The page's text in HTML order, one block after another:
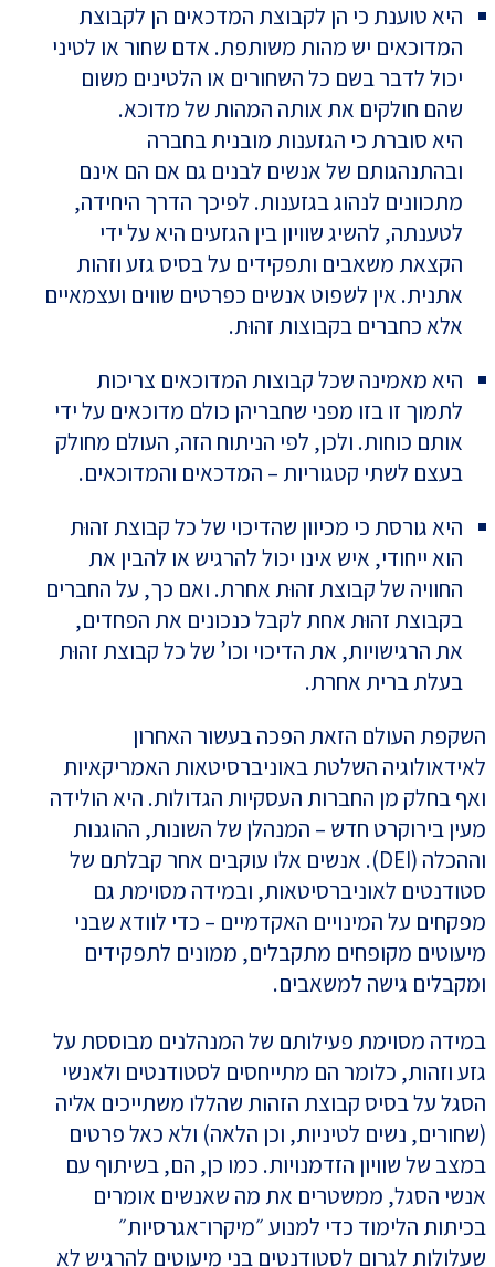
היא טוענת כי הן לקבוצת המדכאים הן לקבוצת
המדוכאים יש מהות משותפת. אדם שחור או לטיני
יכול לדבר בשם כל השחורים או הלטינים משום
שהם חולקים את אותה המהות של מדוכא.
היא סוברת כי הגזענות מובנית בחברה
ובהתנהגותם של אנשים לבנים גם אם הם אינם
מתכוונים לנהוג בגזענות. לפיכך הדרך היחידה,
לטענתה, להשיג שוויון בין הגזעים היא על ידי
הקצאת משאבים ותפקידים על בסיס גזע וזהות
אתנית. אין לשפוט אנשים כפרטים שווים ועצמאיים
אלא כחברים בקבוצות זהוּת.
היא מאמינה שכל קבוצות המדוכאים צריכות
לתמוך זו בזו מפני שחבריהן כולם מדוכאים על ידי
אותם כוחות. ולכן, לפי הניתוח הזה, העולם מחולק
בעצם לשתי קטגוריות – המדכאים והמדוכאים.
היא גורסת כי מכיוון שהדיכוי של כל קבוצת זהוּת
הוא ייחודי, איש אינו יכול להרגיש או להבין את
החוויה של קבוצת זהוּת אחרת. ואם כך, על החברים
בקבוצת זהוּת אחת לקבל כנכונים את הפחדים,
את הרגישויות, את הדיכוי וכו’ של כל קבוצת זהוּת
בעלת ברית אחרת.
השקפת העולם הזאת הפכה בעשור האחרון
לאידאולוגיה השלטת באוניברסיטאות האמריקאיות
ואף בחלק מן החברות העסקיות הגדולות. היא הולידה
מעין בירוקרט חדש – המנהלן של השונות, ההוגנות
וההכלה (DEI). אנשים אלו עוקבים אחר קבלתם של
סטודנטים לאוניברסיטאות, ובמידה מסוימת גם
מפקחים על המינויים האקדמיים – כדי לוודא שבני
מיעוטים מקופחים מתקבלים, ממונים לתפקידים
ומקבלים גישה למשאבים.
במידה מסוימת פעילותם של המנהלנים מבוססת על
גזע וזהות, כלומר הם מתייחסים לסטודנטים ולאנשי
הסגל על בסיס קבוצת הזהות שהללו משתייכים אליה
(שחורים, נשים לטיניות, וכן הלאה) ולא כאל פרטים
במצב של שוויון הזדמנויות. כמו כן, הם, בשיתוף עם
אנשי הסגל, ממשטרים את מה שאנשים אומרים
בכיתות הלימוד כדי למנוע ״מיקרו־אגרסיות״
שעלולות לגרום לסטודנטים בני מיעוטים להרגיש לא